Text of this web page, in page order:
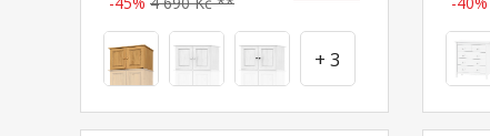
+ 3